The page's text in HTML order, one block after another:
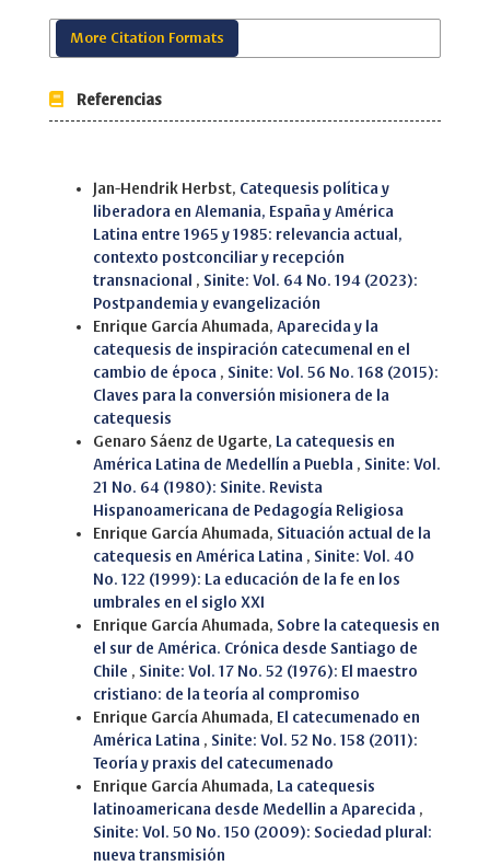
More Citation Formats
Referencias
Jan-Hendrik Herbst, Catequesis política y
liberadora en Alemania, España y América
Latina entre 1965 y 1985: relevancia actual,
contexto postconciliar y recepción
transnacional , Sinite: Vol. 64 No. 194 (2023):
Postpandemia y evangelización
Enrique García Ahumada, Aparecida y la
catequesis de inspiración catecumenal en el
cambio de época , Sinite: Vol. 56 No. 168 (2015):
Claves para la conversión misionera de la
catequesis
Genaro Sáenz de Ugarte, La catequesis en
América Latina de Medellín a Puebla , Sinite: Vol.
21 No. 64 (1980): Sinite. Revista
Hispanoamericana de Pedagogía Religiosa
Enrique García Ahumada, Situación actual de la
catequesis en América Latina , Sinite: Vol. 40
No. 122 (1999): La educación de la fe en los
umbrales en el siglo XXI
Enrique García Ahumada, Sobre la catequesis en
el sur de América. Crónica desde Santiago de
Chile , Sinite: Vol. 17 No. 52 (1976): El maestro
cristiano: de la teoría al compromiso
Enrique García Ahumada, El catecumenado en
América Latina , Sinite: Vol. 52 No. 158 (2011):
Teoría y praxis del catecumenado
Enrique García Ahumada, La catequesis
latinoamericana desde Medellin a Aparecida ,
Sinite: Vol. 50 No. 150 (2009): Sociedad plural:
nueva transmisión